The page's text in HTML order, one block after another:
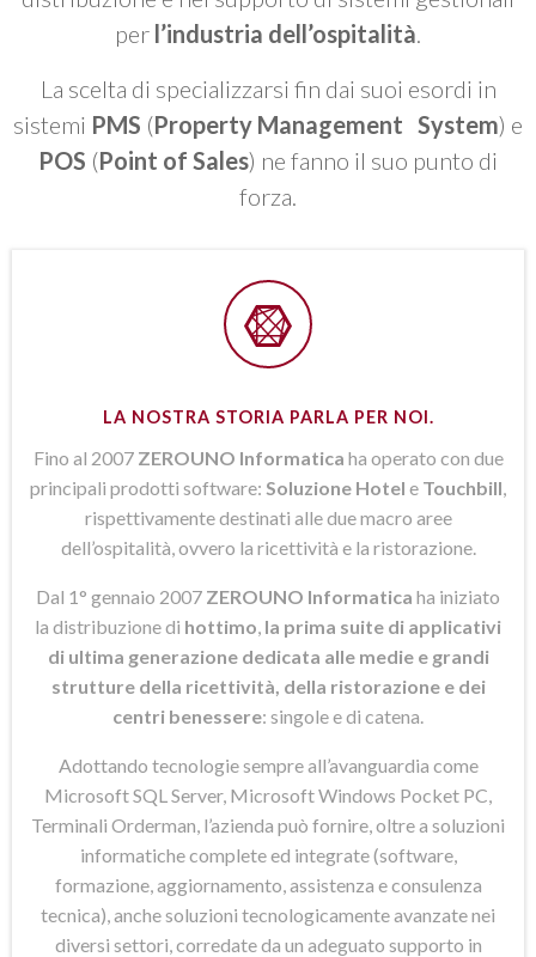
per l’industria dell’ospitalità
La scelta di specializzarsi fin dai suoi esordi in
sistemi PMS (Property Management System) e
POS (Point of Sales) ne fanno il suo punto di
forza.
LA NOSTRA STORIA PARLA PER NOI.
Fino al 2007 ZEROUNO Informatica ha operato con due
principali prodotti software: Soluzione Hotel e Touchbill
rispettivamente destinati alle due macro aree
dell’ospitalità, ovvero la ricettività e la ristorazione.
Dal 1° gennaio 2007 ZEROUNO Informatica ha iniziato
la distribuzione di hottimo la prima suite di applicativi
di ultima generazione dedicata alle medie e grandi
strutture della ricettività, della ristorazione e dei
centri benessere: singole e di catena.
Adottando tecnologie sempre all’avanguardia come
Microsoft SQL Server, Microsoft Windows Pocket PC,
Terminali Orderman, l’azienda può fornire, oltre a soluzioni
informatiche complete ed integrate (software,
formazione, aggiornamento, assistenza e consulenza
tecnica), anche soluzioni tecnologicamente avanzate nei
diversi settori, corredate da un adeguato supporto in